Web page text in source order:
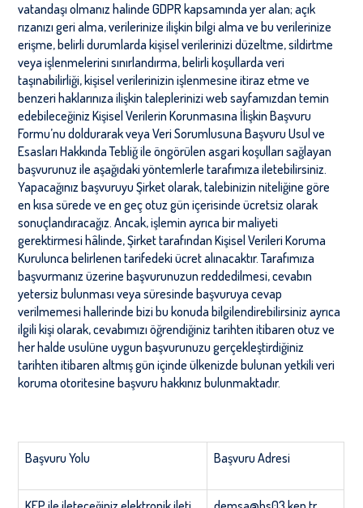
vatandaşı olmanız halinde GDPR kapsamında yer alan; açık
rızanızı geri alma, verilerinize ilişkin bilgi alma ve bu verilerinize
erişme, belirli durumlarda kişisel verilerinizi düzeltme, sildirtme
veya işlenmelerini sınırlandırma, belirli koşullarda veri
taşınabilirliği, kişisel verilerinizin işlenmesine itiraz etme ve
benzeri haklarınıza ilişkin taleplerinizi web sayfamızdan temin
edebileceğiniz Kişisel Verilerin Korunmasına İlişkin Başvuru
Formu’nu doldurarak veya Veri Sorumlusuna Başvuru Usul ve
Esasları Hakkında Tebliğ ileöngörülen asgari koşulları sağlayan
başvurunuz ile aşağıdaki yöntemlerle tarafımıza iletebilirsiniz.
Yapacağınız başvuruyu Şirket olarak, talebinizin niteliğine göre
en kısa sürede ve en geç otuz gün içerisinde ücretsiz olarak
sonuçlandıracağız. Ancak, işlemin ayrıca bir maliyeti
gerektirmesi hâlinde, Şirket tarafından Kişisel Verileri Koruma
Kurulunca belirlenen tarifedeki ücret alınacaktır. Tarafımıza
başvurmanız üzerine başvurunuzun reddedilmesi, cevabın
yetersiz bulunması veya süresinde başvuruya cevap
verilmemesi hallerinde bizi bu konuda bilgilendirebilirsiniz ayrıca
ilgili kişi olarak, cevabımızı öğrendiğiniz tarihten itibaren otuz ve
her halde usulüne uygun başvurunuzu gerçekleştirdiğiniz
tarihten itibaren altmış gün içinde ülkenizde bulunan yetkili veri
koruma otoritesine başvuru hakkınız bulunmaktadır.
Başvuru Yolu Başvuru Adresi